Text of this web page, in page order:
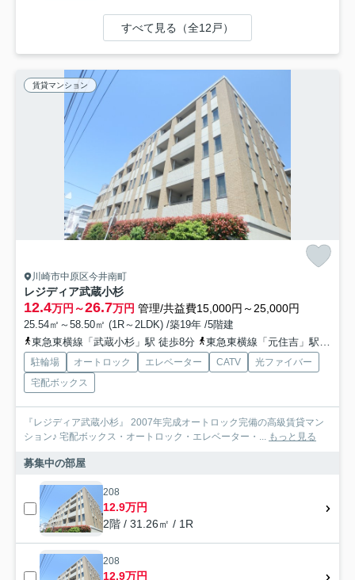
すべて見る（全12戸）
賃貸マンション
川崎市中原区今井南町
レジディア武蔵小杉
12.4万円～26.7万円 管理/共益費15,000円～25,000円
25.54㎡～58.50㎡ (1R～2LDK) /築19年 /5階建
東急東横線「武蔵小杉」駅 徒歩8分
東急東横線「元住吉」駅 徒歩13分
駐輪場 オートロック エレベーター CATV
光ファイバー
宅配ボックス
『レジディア武蔵小杉』 2007年完成オートロック完備の高級賃貸マン
ション♪ 宅配ボックス・オートロック・エレベーター・... もっと見る
募集中の部屋
208
12.9万円
2階 / 31.26㎡ / 1R
208
12.9万円